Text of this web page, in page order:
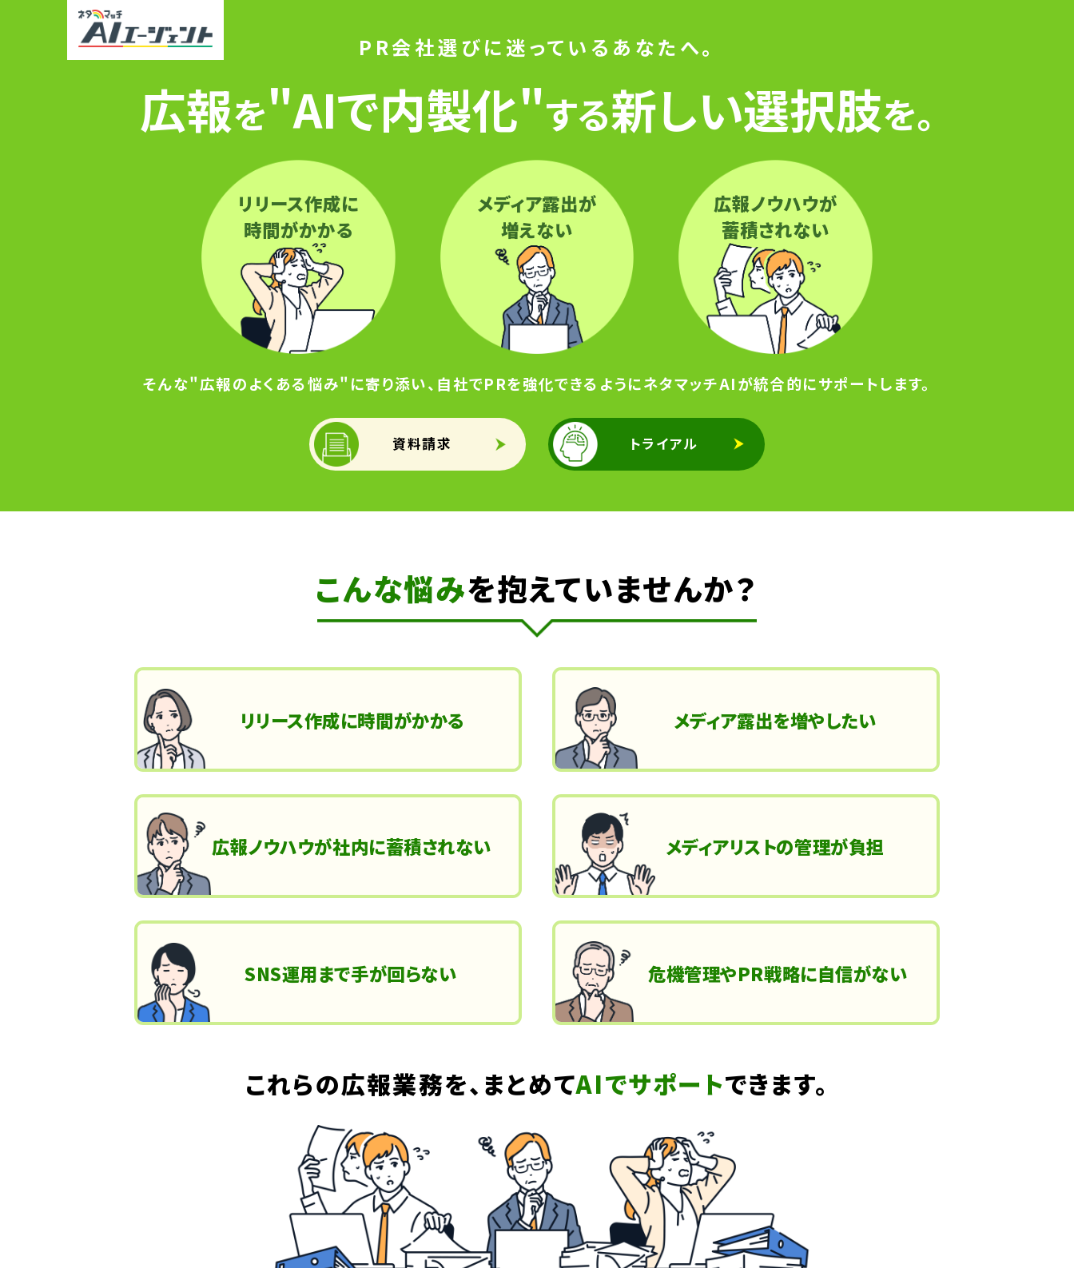
PR会社選びに迷っているあなたへ。
広報を"AIで内製化"する新しい選択肢を。
リリース作成に
時間がかかる
メディア露出が
増えない
広報ノウハウが
蓄積されない
そんな"広報のよくある悩み"に寄り添い、自社でPRを強化できるようにネタマッチAIが統合的にサポートします。
資料請求 トライアル
こんな悩みを抱えていませんか？
リリース作成に時間がかかる メディア露出を増やしたい
広報ノウハウが社内に蓄積されない メディアリストの管理が負担
SNS運用まで手が回らない 危機管理やPR戦略に自信がない
これらの広報業務を、まとめてAIでサポートできます。